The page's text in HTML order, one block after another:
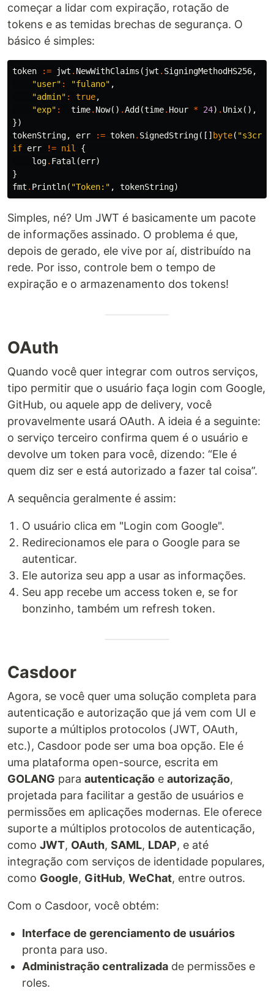
começar a lidar com expiração, rotação de
tokens e as temidas brechas de segurança. O
básico é simples:
token := jwt . NewWithClaims ( jwt . SigningMethodHS256,
"user" : "fulano" ,
"admin" : true,
"exp" : time. Now() .Add(time. Hour * 24) . Unix(),
})
tokenString, err := token. SignedString([]byte(
if err != nil
{
log. Fatal (err)
}
fmt . Println( "Token:" , tokenString)
Simples, né? Um JWT é basicamente um pacote
de informações assinado. O problema é que,
depois de gerado, ele vive por aí, distribuído na
rede. Por isso, controle bem o tempo de
expiração e o armazenamento dos tokens!
OAuth
Quando você quer integrar com outros serviços,
tipo permitir que o usuário faça login com Google,
GitHub, ou aquele app de delivery, você
provavelmente usará OAuth. A ideia é a seguinte:
o serviço terceiro confirma quem é o usuário e
devolve um token para você, dizendo: “Ele é
quem diz ser e está autorizado a fazer tal coisa”.
A sequência geralmente é assim:
O usuário clica em "Login com Google".
Redirecionamos ele para o Google para se
autenticar.
Ele autoriza seu app a usar as informações.
Seu app recebe um access token e, se for
bonzinho, também um refresh token.
Casdoor
Agora, se você quer uma solução completa para
autenticação e autorização que já vem com UI e
suporte a múltiplos protocolos (JWT, OAuth,
etc.), Casdoor pode ser uma boa opção. Ele é
uma plataforma open-source, escrita em
GOLANG para autenticação e autorização,
projetada para facilitar a gestão de usuários e
permissões em aplicações modernas. Ele oferece
suporte a múltiplos protocolos de autenticação,
como JWT, OAuth, SAML, LDAP, e até
integração com serviços de identidade populares,
como Google, GitHub, WeChat, entre outros.
Com o Casdoor, você obtém:
Interface de gerenciamento de usuários
pronta para uso.
Administração centralizada de permissões e
roles.